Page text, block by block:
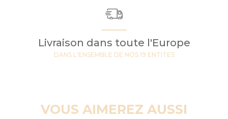
Livraison dans toute l'Europe
DANS L'ENSEMBLE DE NOS 19 ENTITES
VOUS AIMEREZ AUSSI